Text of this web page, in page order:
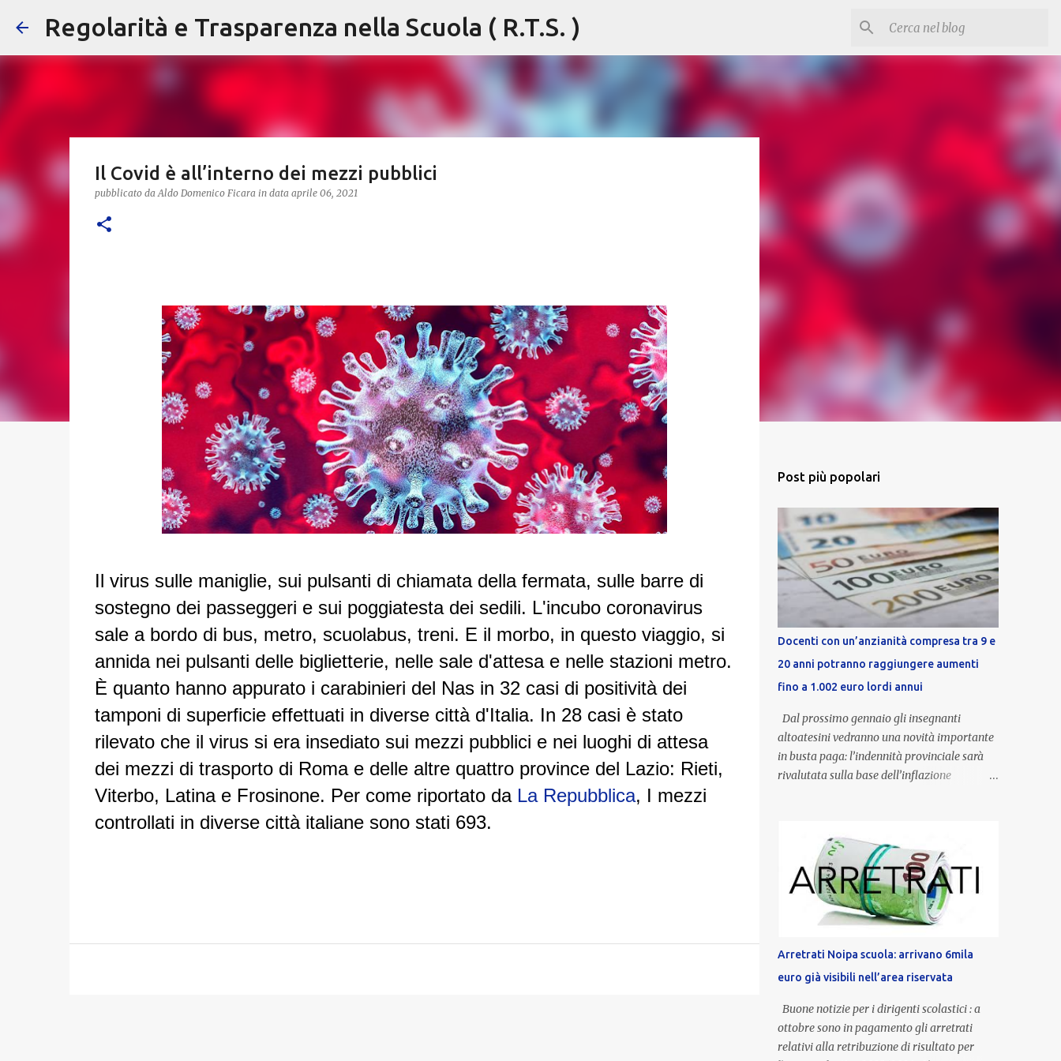
Passa ai contenuti principali
Regolarità e Trasparenza nella Scuola ( R.T.S. )
Il Covid è all’interno dei mezzi pubblici
pubblicato daAldo Domenico Ficara in data aprile 06, 2021
Il virus sulle maniglie, sui pulsanti di chiamata della fermata, sulle barre di
sostegno dei passeggeri e sui poggiatesta dei sedili. L'incubo coronavirus
sale a bordo di bus, metro, scuolabus, treni. E il morbo, in questo viaggio, si
annida nei pulsanti delle biglietterie, nelle sale d'attesa e nelle stazioni metro.
È quanto hanno appurato i carabinieri del Nas in 32 casi di positività dei
tamponi di superficie effettuati in diverse città d'Italia. In 28 casi è stato
rilevato che il virus si era insediato sui mezzi pubblici e nei luoghi di attesa
dei mezzi di trasporto di Roma e delle altre quattro province del Lazio: Rieti,
Viterbo, Latina e Frosinone. Per come riportato da La Repubblica, I mezzi
controllati in diverse città italiane sono stati 693.
Post più popolari
Docenti con un’anzianità compresa tra 9 e
20 anni potranno raggiungere aumenti
fino a 1.002 euro lordi annui
Dal prossimo gennaio gli insegnanti
altoatesini vedranno una novità importante
in busta paga: l’indennità provinciale sarà
rivalutata sulla base dell’inflazione
un’anzianità compresa tra 9 e 20 anni
potranno raggiungere fino a 1.002 euro lordi
annui. Il nuovo contratto provinciale
introduce inoltre un congedo speciale
dedicato alle donne vittime di violenza di
genere, in linea con la normativa nazionale e
con l’obiettivo di offrire maggiore tutela e
supporto in situazioni delicate. L’indennità
provinciale per i docenti è un unicum in
Italia: si tratta di una misura esclusiva della
Provincia autonoma di Bolzano, che integra
Arretrati Noipa scuola: arrivano 6mila
euro già visibili nell’area riservata
Buone notizie per i dirigenti scolastici : a
ottobre sono in pagamento gli arretrati
relativi alla retribuzione di risultato per